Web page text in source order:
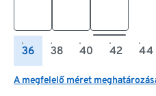
36 38 40 42 44
A megfelelő méret